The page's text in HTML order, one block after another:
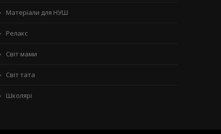
Матеріали для НУШ
Релакс
Світ мами
Світ тата
Школярі